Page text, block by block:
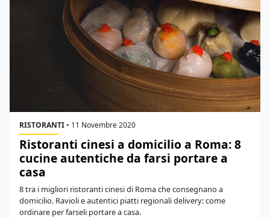
RISTORANTI • 11 Novembre 2020
Ristoranti cinesi a domicilio a Roma: 8
cucine autentiche da farsi portare a
casa
8 tra i migliori ristoranti cinesi di Roma che consegnano a
domicilio. Ravioli e autentici piatti regionali delivery: come
ordinare per farseli portare a casa.